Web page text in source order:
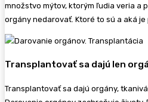
množstvo mýtov, ktorým ľudia veria a
orgány nedarovať. Ktoré to sú a aká je
Transplantovať sa dajú len
Transplantovať sa dajú orgány,